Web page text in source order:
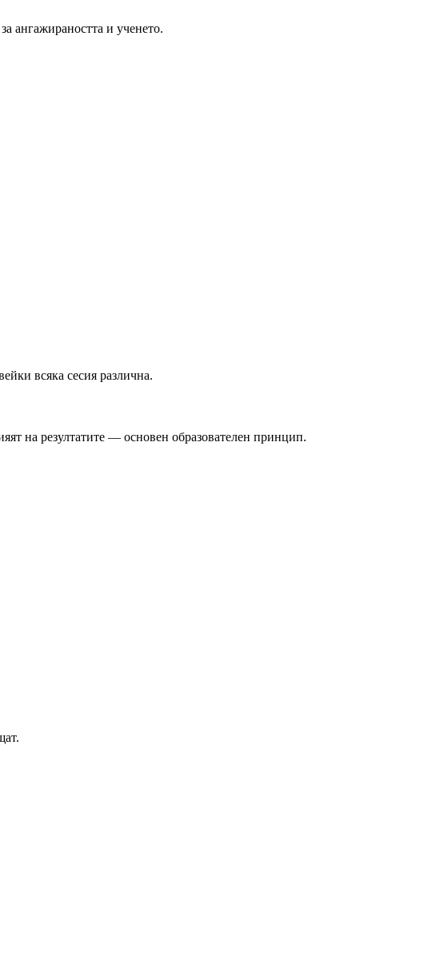
ангажираността и ученето.
всяка сесия различна.
на резултатите — основен образователен принцип.